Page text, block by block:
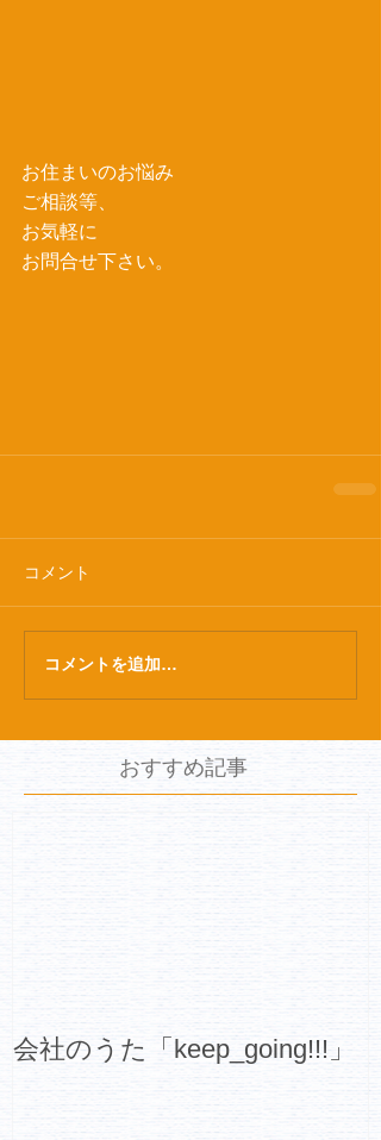
お住まいのお悩み
ご相談等、
お気軽に
お問合せ下さい。
コメント
コメントを追加…
おすすめ記事
会社のうた「keep_going!!!」